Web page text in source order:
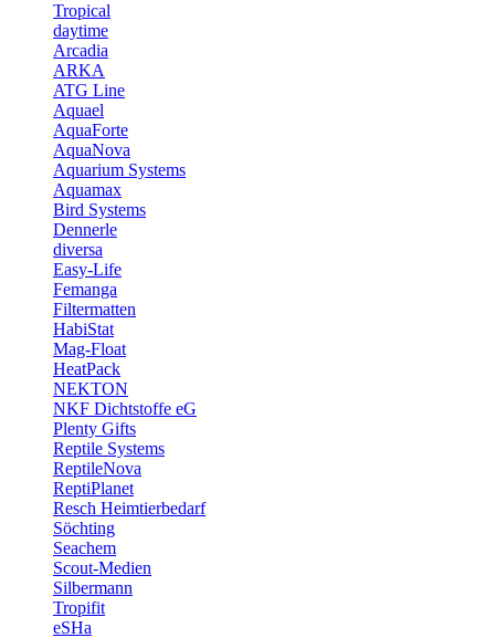
Tropical
daytime
Arcadia
ARKA
ATG Line
Aquael
AquaForte
AquaNova
Aquarium Systems
Aquamax
Bird Systems
Dennerle
diversa
Easy-Life
Femanga
Filtermatten
HabiStat
Mag-Float
HeatPack
NEKTON
NKF Dichtstoffe eG
Plenty Gifts
Reptile Systems
ReptileNova
ReptiPlanet
Resch Heimtierbedarf
Söchting
Seachem
Scout-Medien
Silbermann
Tropifit
eSHa